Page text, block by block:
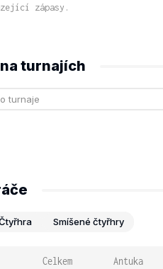
zápasy.
turnajích
Smíšené čtyřhry
Celkem Antuka